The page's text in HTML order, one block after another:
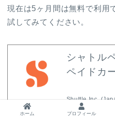
現在は5ヶ月間は無料で利用
試してみてください。
シャトル
ペイドカ
Shuttle Inc.
チ
ホーム プロフィール